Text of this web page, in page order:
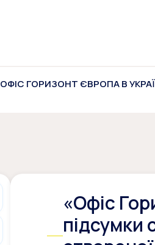
ОФІС ГОРИЗОНТ ЄВРОПА В
«Офіс
підсумки